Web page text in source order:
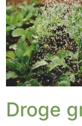
Droge